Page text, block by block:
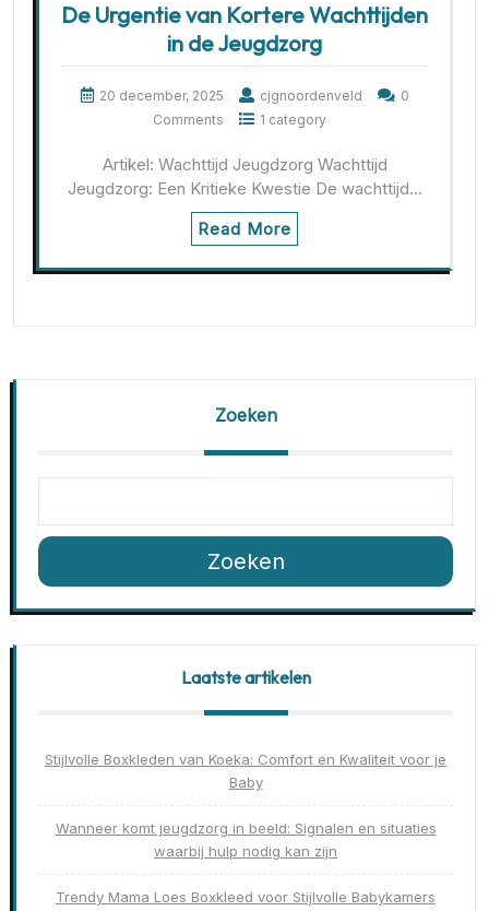
De Urgentie van Kortere Wachttijden
in de Jeugdzorg
20 december, 2025 cjgnoordenveld
0
Comments
1 category
Artikel: Wachttijd Jeugdzorg Wachttijd
Jeugdzorg: Een Kritieke Kwestie De wachttijd…
Read More
Zoeken
Zoeken
Laatste artikelen
Stijlvolle Boxkleden van Koeka: Comfort en Kwaliteit voor je
Baby
Wanneer komt jeugdzorg in beeld: Signalen en situaties
waarbij hulp nodig kan zijn
Trendy Mama Loes Boxkleed voor Stijlvolle Babykamers